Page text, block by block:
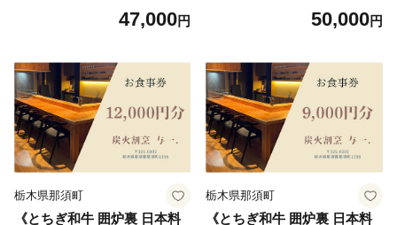
火割烹与一. ｜ チケット 食事
47,000円
券 食事 那須 栃木県 那須町
50,000円
栃木県那須町
《とちぎ和牛 囲炉裏 日本料
栃木県那須町
《とちぎ和牛 囲炉裏 日本料